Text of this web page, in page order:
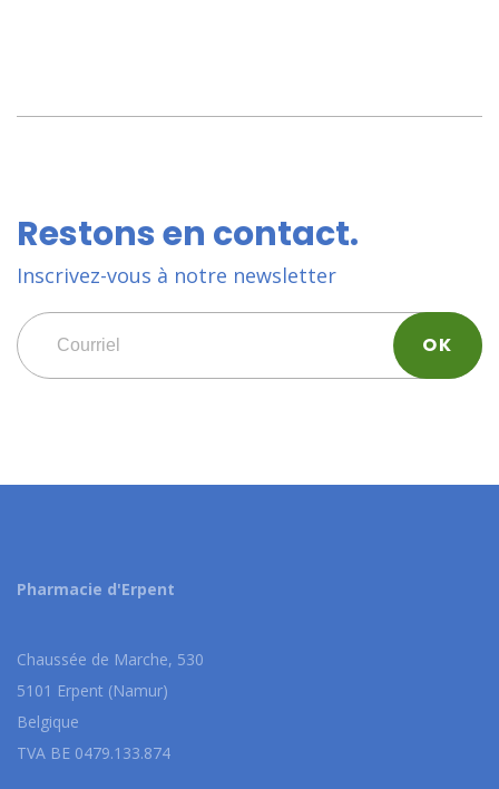
Restons en contact.
Inscrivez-vous à notre newsletter
Pharmacie d'Erpent
Chaussée de Marche, 530
5101 Erpent (Namur)
Belgique
TVA BE 0479.133.874